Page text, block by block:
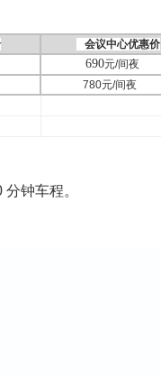
会议中心优惠价
690元/间夜
780元/间夜
钟车程。